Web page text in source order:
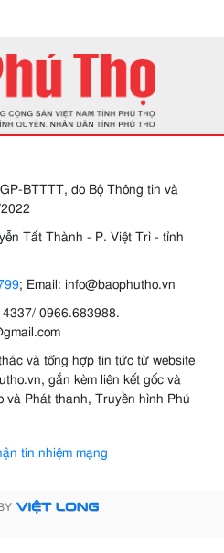
BTTTT, do Bộ Thông tin và
Tất Thành - P. Việt Trì - tỉnh
; Email: info@baophutho.vn
0966.683988.
và tổng hợp tin tức từ website
gắn kèm liên kết gốc và
và Phát thanh, Truyền hình Phú